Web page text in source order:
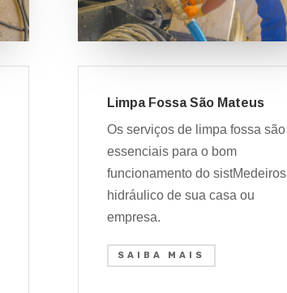
Limpa Fossa São Mateus
Os serviços de limpa fossa são
essenciais para o bom
funcionamento do sistMedeiros
hidráulico de sua casa ou
empresa.
SAIBA MAIS